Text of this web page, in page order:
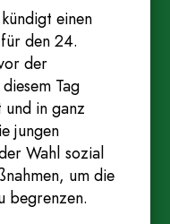
einen
den 24.
der
Tag
in ganz
jungen
Wahl sozial
um die
begrenzen.